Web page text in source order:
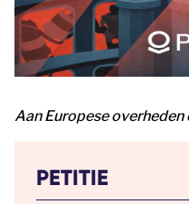
Aan Europese overheden
PETITIE